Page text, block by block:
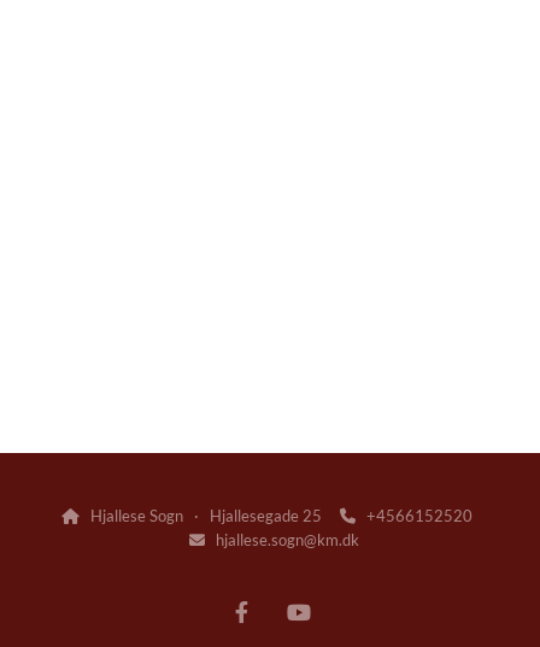
Hjallese Sogn · Hjallesegade 25 +4566152520
hjallese.sogn@km.dk